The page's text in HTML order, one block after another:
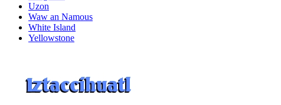
Uzon
Waw an Namous
White Island
Yellowstone